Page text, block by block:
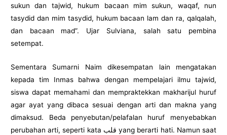
sukun dan tajwid, hukum bacaan mim sukun, waqaf, nun
tasydid dan mim tasydid, hukum bacaan lam dan ra, qalqalah,
dan bacaan mad”. Ujar Sulviana, salah satu pembina
setempat.
Sementara Sumarni Naim dikesempatan lain mengatakan
kepada tim Inmas bahwa dengan mempelajari ilmu tajwid,
siswa dapat memahami dan mempraktekkan makharijul huruf
agar ayat yang dibaca sesuai dengan arti dan makna yang
dimaksud. Beda penyebutan/pelafalan huruf menyebabkan
perubahan arti, seperti kata قلب yang berarti hati. Namun saat